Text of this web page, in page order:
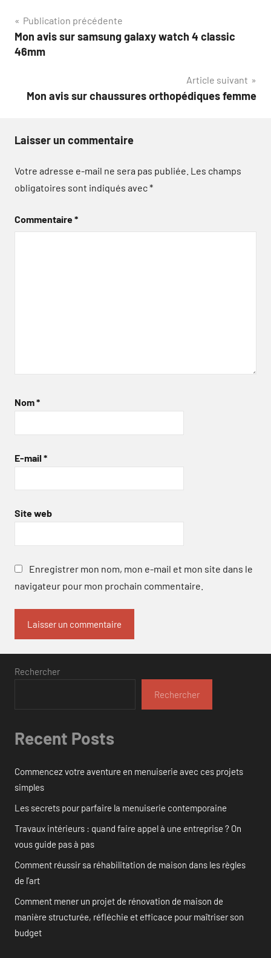
Navigation
de
Publication précédente
Mon avis sur samsung galaxy watch 4 classic
46mm
Article suivant
Mon avis sur chaussures orthopédiques femme
Laisser un commentaire
Votre adresse e-mail ne sera pas publiée. Les champs
obligatoires sont indiqués avec*
Commentaire*
Nom*
E-mail *
Site web
Enregistrer mon nom, mon e-mail et mon site dans le
navigateur pour mon prochain commentaire.
Rechercher
Rechercher
Recent Posts
Commencez votre aventure en menuiserie avec ces projets
simples
Les secrets pour parfaire la menuiserie contemporaine
Travaux intérieurs : quand faire appel à une entreprise ? On
vous guide pas à pas
Comment réussir sa réhabilitation de maison dans les règles
de l’art
Comment mener un projet de rénovation de maison de
manière structurée, réfléchie et efficace pour maîtriser son
budget